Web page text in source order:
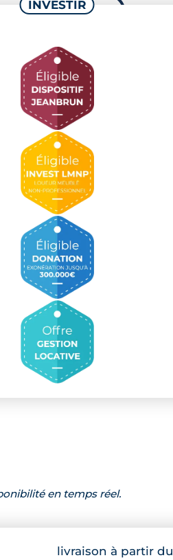
en temps réel.
livraison à partir du